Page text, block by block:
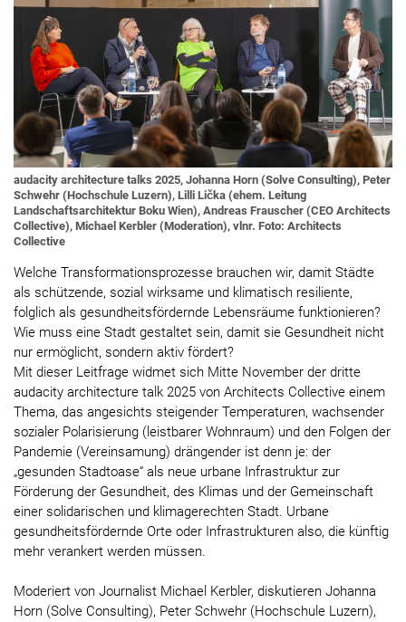
audacity architecture talks 2025, Johanna Horn (Solve Consulting), Peter
Schwehr (Hochschule Luzern), Lilli Lička (ehem. Leitung
Landschaftsarchitektur Boku Wien), Andreas Frauscher (CEO Architects
Collective), Michael Kerbler (Moderation), vlnr. Foto: Architects
Collective
Welche Transformationsprozesse brauchen wir, damit Städte
als schützende, sozial wirksame und klimatisch resiliente,
folglich als gesundheitsfördernde Lebensräume funktionieren?
Wie muss eine Stadt gestaltet sein, damit sie Gesundheit nicht
nur ermöglicht, sondern aktiv fördert?
Mit dieser Leitfrage widmet sich Mitte November der dritte
audacity architecture talk 2025 von Architects Collective einem
Thema, das angesichts steigender Temperaturen, wachsender
sozialer Polarisierung (leistbarer Wohnraum) und den Folgen der
Pandemie (Vereinsamung) drängender ist denn je: der
„gesunden Stadtoase“ als neue urbane Infrastruktur zur
Förderung der Gesundheit, des Klimas und der Gemeinschaft
einer solidarischen und klimagerechten Stadt. Urbane
gesundheitsfördernde Orte oder Infrastrukturen also, die künftig
mehr verankert werden müssen.
Moderiert von Journalist Michael Kerbler, diskutieren Johanna
Horn (Solve Consulting), Peter Schwehr (Hochschule Luzern),